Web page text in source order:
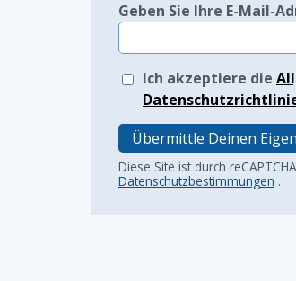
Geben Sie Ihre E-Mail-
Ich akzeptiere die
Übermittle Deinen
Diese Site ist durch
Datenschutzbestimmungen .